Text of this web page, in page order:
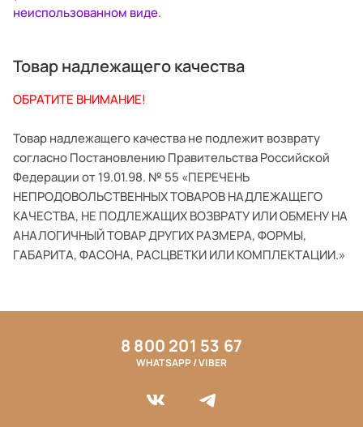
неиспользованном виде.
Товар надлежащего качества
ОБРАТИТЕ ВНИМАНИЕ!
Товар надлежащего качества не подлежит возврату
согласно Постановлению Правительства Российской
Федерации от 19.01.98. № 55 «ПЕРЕЧЕНЬ
НЕПРОДОВОЛЬСТВЕННЫХ ТОВАРОВ НАДЛЕЖАЩЕГО
КАЧЕСТВА, НЕ ПОДЛЕЖАЩИХ ВОЗВРАТУ ИЛИ ОБМЕНУ НА
АНАЛОГИЧНЫЙ ТОВАР ДРУГИХ РАЗМЕРА, ФОРМЫ,
ГАБАРИТА, ФАСОНА, РАСЦВЕТКИ ИЛИ КОМПЛЕКТАЦИИ.»
8 800 201 53 67
WHATSAPP / VIBER